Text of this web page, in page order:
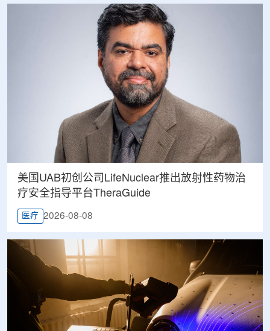
美国UAB初创公司LifeNuclear推出放射性药物治
疗安全指导平台TheraGuide
医疗 2026-08-08